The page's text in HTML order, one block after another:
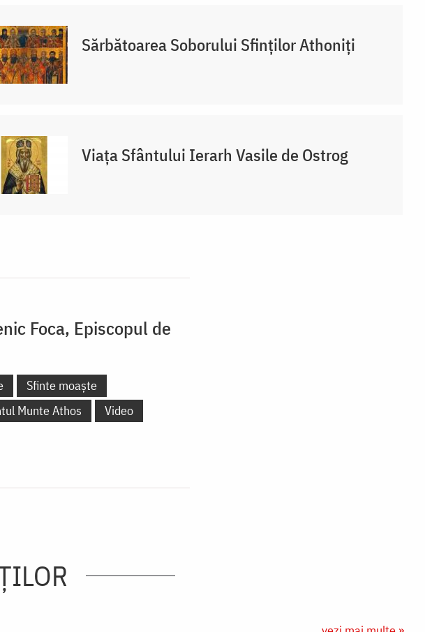
Sărbătoarea Soborului Sfinților Athoniți
Viața Sfântului Ierarh Vasile de Ostrog
Foca, Episcopul de
Sfinte moaște
Munte Athos
Video